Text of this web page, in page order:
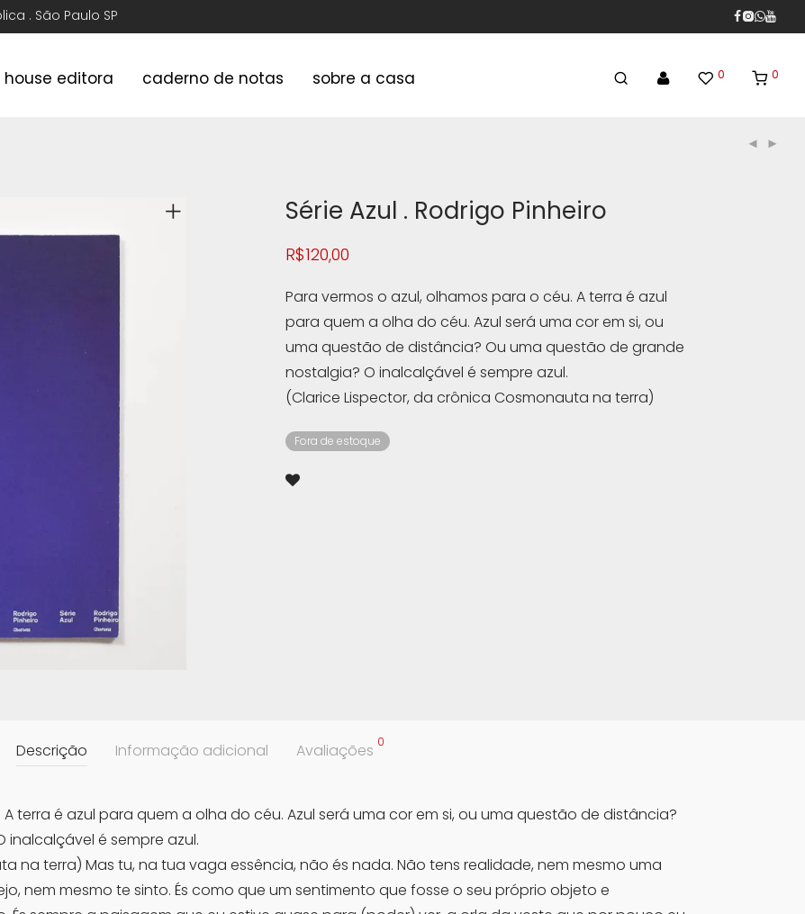
. São Paulo SP
house editora caderno de notas sobre a casa 0 0
Série Azul . Rodrigo Pinheiro
R$120,00
Para vermos o azul, olhamos para o céu. A terra é azul
para quem a olha do céu. Azul será uma cor em si, ou
uma questão de distância? Ou uma questão de grande
nostalgia? O inalcalçável é sempre azul.
(Clarice Lispector, da crônica Cosmonauta na terra)
Fora de estoque
Descrição Informação adicional Avaliações 0
terra é azul para quem a olha do céu. Azul será uma cor em si, ou uma questão de distância?
é sempre azul.
na terra) Mas tu, na tua vaga essência, não és nada. Não tens realidade, nem mesmo uma
nem mesmo te sinto. És como que um sentimento que fosse o seu próprio objeto e